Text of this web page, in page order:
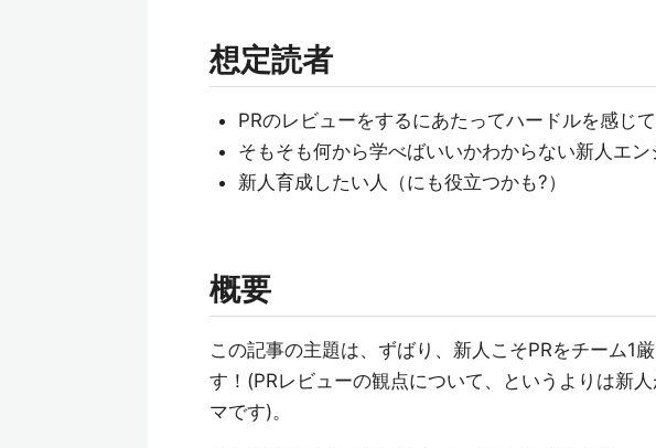
想定読者
PRのレビューをするにあたってハードルを感じ
そもそも何から学べばいいかわからない新人エン
新人育成したい人（にも役立つかも?）
概要
この記事の主題は、ずばり、新人こそPRをチーム1
す！(PRレビューの観点について、というよりは新
マです)。